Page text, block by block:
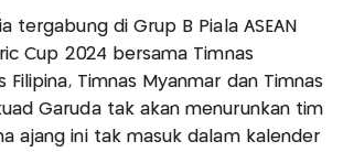
tergabung di Grup B Piala ASEAN
Cup 2024 bersama Timnas
Filipina, Timnas Myanmar dan Timnas
Garuda tak akan menurunkan tim
ajang ini tak masuk dalam kalender